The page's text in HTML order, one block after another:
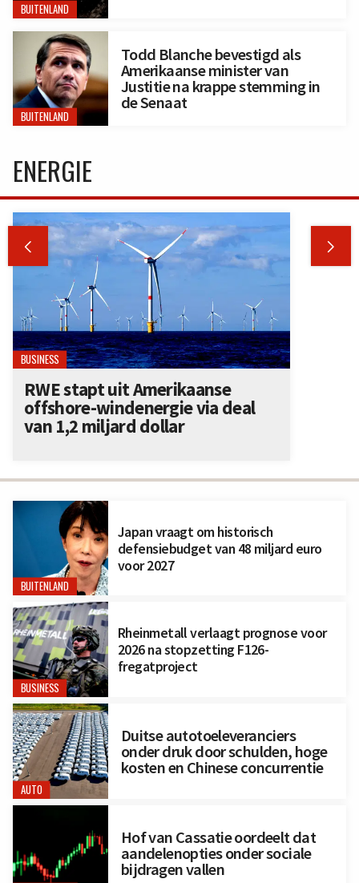
BUITENLAND
BUITENLAND
Todd Blanche bevestigd als
Amerikaanse minister van
Justitie na krappe stemming in
de Senaat
BUITENLAND
Japan vraagt om historisch
defensiebudget van 48 miljard euro
voor 2027
BUSINESS
Rheinmetall verlaagt prognose voor
2026 na stopzetting F126-
fregatproject
AUTO
Duitse autotoeleveranciers
onder druk door schulden, hoge
kosten en Chinese concurrentie
Hof van Cassatie oordeelt dat
aandelenopties onder sociale
bijdragen vallen
ENERGIE
 
BUSINESS
RWE stapt uit Amerikaanse
offshore-windenergie via deal
van 1,2 miljard dollar